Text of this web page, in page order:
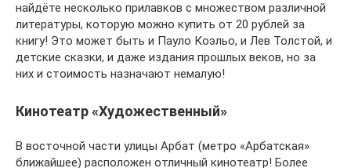
найдёте несколько прилавков с множеством различной
литературы, которую можно купить от 20 рублей за
книгу! Это может быть и Пауло Коэльо, и Лев Толстой, и
детские сказки, и даже издания прошлых веков, но за
них и стоимость назначают немалую!
Кинотеатр «Художественный»
В восточной части улицы Арбат (метро «Арбатская»
ближайшее) расположен отличный кинотеатр! Более